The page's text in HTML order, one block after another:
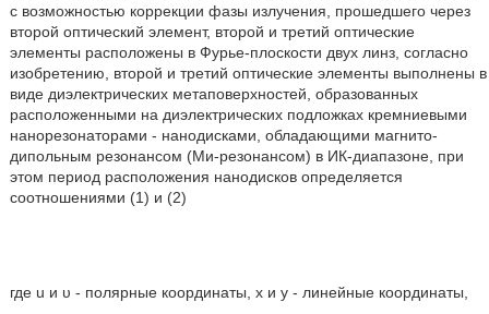
с возможностью коррекции фазы излучения, прошедшего через
второй оптический элемент, второй и третий оптические
элементы расположены в Фурье-плоскости двух линз, согласно
изобретению, второй и третий оптические элементы выполнены в
виде диэлектрических метаповерхностей, образованных
расположенными на диэлектрических подложках кремниевыми
нанорезонаторами - нанодисками, обладающими магнито-
дипольным резонансом (Ми-резонансом) в ИК-диапазоне, при
этом период расположения нанодисков определяется
соотношениями (1) и (2)
где u и υ - полярные координаты, x и у - линейные координаты,